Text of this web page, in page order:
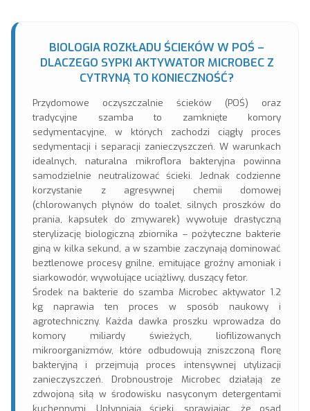
BIOLOGIA ROZKŁADU ŚCIEKÓW W POŚ –
DLACZEGO SYPKI AKTYWATOR MICROBEC Z
CYTRYNĄ TO KONIECZNOŚĆ?
Przydomowe oczyszczalnie ścieków (POŚ) oraz
tradycyjne szamba to zamknięte komory
sedymentacyjne, w których zachodzi ciągły proces
sedymentacji i separacji zanieczyszczeń. W warunkach
idealnych, naturalna mikroflora bakteryjna powinna
samodzielnie neutralizować ścieki. Jednak codzienne
korzystanie z agresywnej chemii domowej
(chlorowanych płynów do toalet, silnych proszków do
prania, kapsułek do zmywarek) wywołuje drastyczną
sterylizację biologiczną zbiornika – pożyteczne bakterie
giną w kilka sekund, a w szambie zaczynają dominować
beztlenowe procesy gnilne, emitujące groźny amoniak i
siarkowodór, wywołujące uciążliwy, duszący fetor.
Środek na bakterie do szamba Microbec aktywator 1.2
kg naprawia ten proces w sposób naukowy i
agrotechniczny. Każda dawka proszku wprowadza do
komory miliardy świeżych, liofilizowanych
mikroorganizmów, które odbudowują zniszczoną florę
bakteryjną i przejmują proces intensywnej utylizacji
zanieczyszczeń. Drobnoustroje Microbec działają ze
zdwojoną siłą w środowisku nasyconym detergentami
kuchennymi. Upłynniają ścieki, sprawiając, że osad